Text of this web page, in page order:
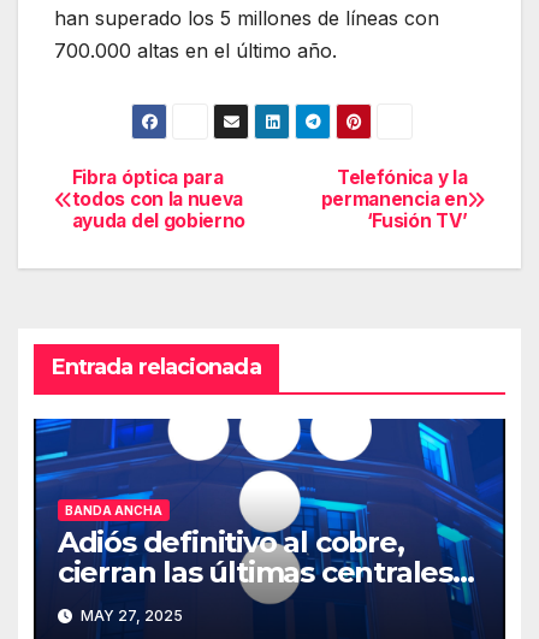
han superado los 5 millones de líneas con
700.000 altas en el último año.
Navegación
de
Telefónica y la
permanencia en
‘Fusión TV’
Fibra óptica para
todos con la nueva
ayuda del gobierno
Entrada relacionada
BANDA ANCHA
Adiós definitivo al cobre,
cierran las últimas centrales
en España
MAY 27, 2025